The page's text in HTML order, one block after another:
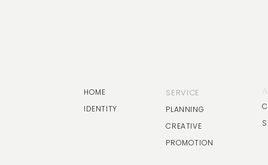
HOME
IDENTITY
SERVICE
PLANNING
CREATIVE
PROMOTION